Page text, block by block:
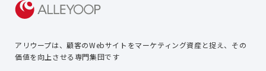
アリウープは、顧客のWebサイトをマーケティング資産と捉え、 その
価値を向上させる専門集団です